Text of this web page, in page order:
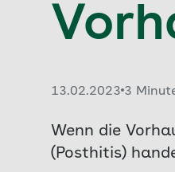
Veröffentlicht am:
13.02.2023 3
Wenn die
(Posthitis)